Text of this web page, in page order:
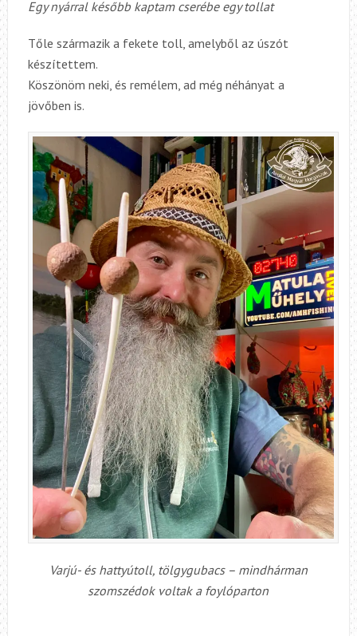
Egy nyárral később kaptam cserébe egy tollat
Tőle származik a fekete toll, amelyből az úszót
készítettem.
Köszönöm neki, és remélem, ad még néhányat a
jövőben is.
Varjú- és hattyútoll, tölgygubacs – mindhárman
szomszédok voltak a foylóparton